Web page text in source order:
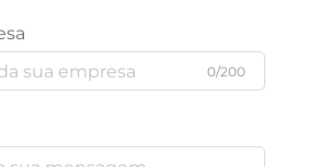
0/200